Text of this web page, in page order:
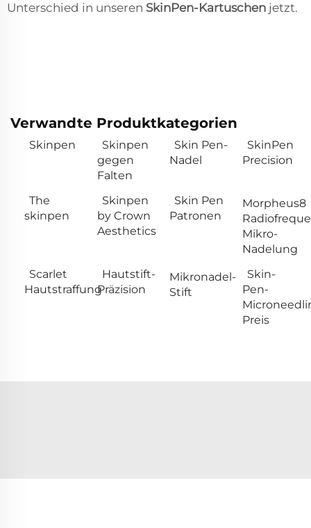
Unterschied in unseren SkinPen-Kartuschen jetzt.
Verwandte Produktkategorien
Skinpen
Skinpen
gegen
Falten
Skin Pen-
Nadel
SkinPen
Precision
The
skinpen
Skinpen
by Crown
Aesthetics
Skin Pen
Patronen
Morpheus8
Mikro-
Nadelung
Scarlet
Hautstraffung
Hautstift-
Präzision
Mikronadel-
Stift
Skin-
Pen-
Preis